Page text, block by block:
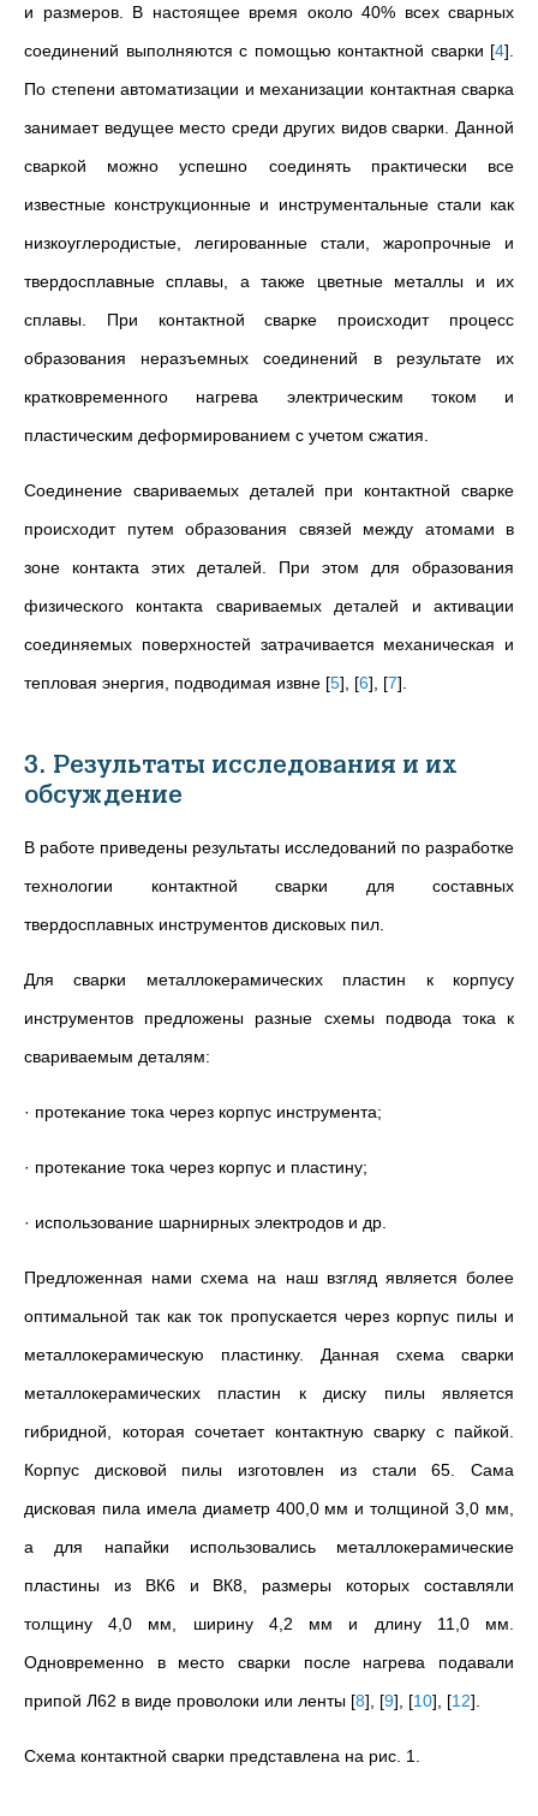
и размеров. В настоящее время около 40% всех сварных
соединений выполняются с помощью контактной сварки [4]
По степени автоматизации и механизации контактная сварка
занимает ведущее место среди других видов сварки. Данной
сваркой можно успешно соединять практически все
известные конструкционные и инструментальные стали как
низкоуглеродистые, легированные стали, жаропрочные и
твердосплавные сплавы, а также цветные металлы и их
сплавы. При контактной сварке происходит процесс
образования неразъемных соединений в результате их
кратковременного нагрева электрическим током и
пластическим деформированием с учетом сжатия.
Соединение свариваемых деталей при контактной сварке
происходит путем образования связей между атомами в
зоне контакта этих деталей. При этом для образования
физического контакта свариваемых деталей и активации
соединяемых поверхностей затрачивается механическая и
тепловая энергия, подводимая извне [5] [6] [7]
3. Результаты исследования и их
обсуждение
В работе приведены результаты исследований по разработке
технологии контактной сварки для составных
твердосплавных инструментов дисковых пил.
Для сварки металлокерамических пластин к корпусу
инструментов предложены разные схемы подвода тока к
свариваемым деталям:
· протекание тока через корпус инструмента;
· протекание тока через корпус и пластину;
· использование шарнирных электродов и др.
Предложенная нами схема на наш взгляд является более
оптимальной так как ток пропускается через корпус пилы и
металлокерамическую пластинку. Данная схема сварки
металлокерамических пластин к диску пилы является
гибридной, которая сочетает контактную сварку с пайкой.
Корпус дисковой пилы изготовлен из стали 65. Сама
дисковая пила имела диаметр 400,0 мм и толщиной 3,0 мм,
а для напайки использовались металлокерамические
пластины из ВК6 и ВК8, размеры которых составляли
толщину 4,0 мм, ширину 4,2 мм и длину 11,0 мм.
Одновременно в место сварки после нагрева подавали
припой Л62 в виде проволоки или ленты [8] [9] [10] [12]
Схема контактной сварки представлена на рис. 1.